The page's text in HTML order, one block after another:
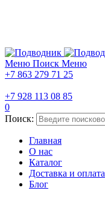
Меню Поиск Меню
+7 863 279 71 25
+7 928 113 08 85
0
Поиск:
Главная
О нас
Каталог
Доставка и оплата
Блог